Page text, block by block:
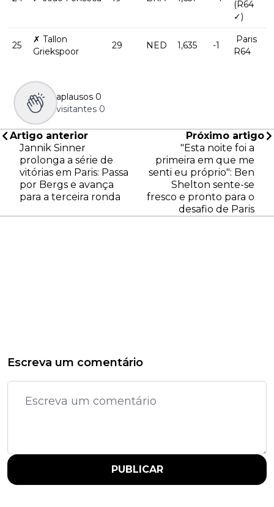
(R64
✓)
25
✗ Tallon
Griekspoor
29 NED 1,635 -1
Paris
R64
aplausos 0
visitantes 0
Artigo anterior
Jannik Sinner
prolonga a série de
vitórias em Paris: Passa
por Bergs e avança
para a terceira ronda
Próximo artigo
"Esta noite foi a
primeira em que me
senti eu próprio": Ben
Shelton sente-se
fresco e pronto para o
desafio de Paris
Escreva um comentário
PUBLICAR